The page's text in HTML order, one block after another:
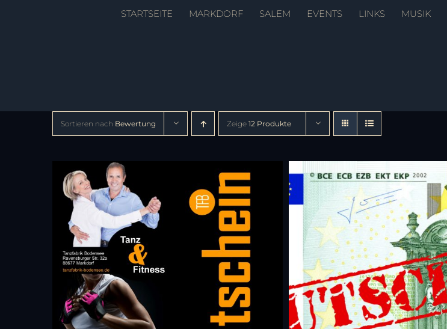
STARTSEITE MARKDORF SALEM EVENTS LINKS MUSIK
Sortieren nach Bewertung Zeige 12 Produkte